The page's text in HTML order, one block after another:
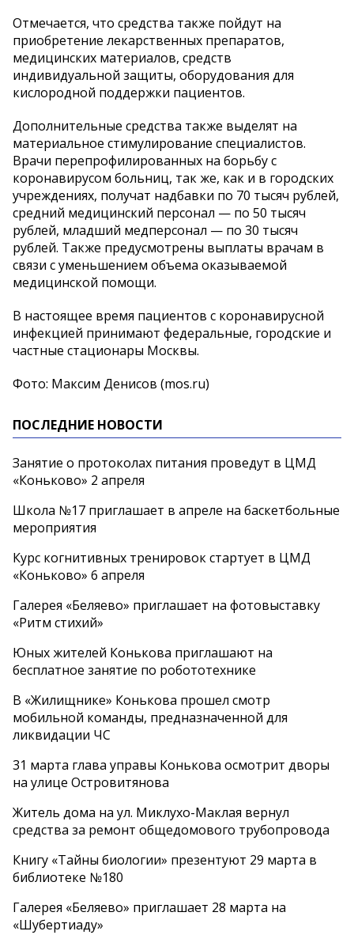
Отмечается, что средства также пойдут на
приобретение лекарственных препаратов,
медицинских материалов, средств
индивидуальной защиты, оборудования для
кислородной поддержки пациентов.
Дополнительные средства также выделят на
материальное стимулирование специалистов.
Врачи перепрофилированных на борьбу с
коронавирусом больниц, так же, как и в городских
учреждениях, получат надбавки по 70 тысяч рублей,
средний медицинский персонал — по 50 тысяч
рублей, младший медперсонал — по 30 тысяч
рублей. Также предусмотрены выплаты врачам в
связи с уменьшением объема оказываемой
медицинской помощи.
В настоящее время пациентов с коронавирусной
инфекцией принимают федеральные, городские и
частные стационары Москвы.
Фото: Максим Денисов (mos.ru)
ПОСЛЕДНИЕ НОВОСТИ
Занятие о протоколах питания проведут в ЦМД
«Коньково» 2 апреля
Школа №17 приглашает в апреле на баскетбольные
мероприятия
Курс когнитивных тренировок стартует в ЦМД
«Коньково» 6 апреля
Галерея «Беляево» приглашает на фотовыставку
«Ритм стихий»
Юных жителей Конькова приглашают на
бесплатное занятие по робототехнике
В «Жилищнике» Конькова прошел смотр
мобильной команды, предназначенной для
ликвидации ЧС
31 марта глава управы Конькова осмотрит дворы
на улице Островитянова
Житель дома на ул. Миклухо-Маклая вернул
средства за ремонт общедомового трубопровода
Книгу «Тайны биологии» презентуют 29 марта в
библиотеке №180
Галерея «Беляево» приглашает 28 марта на
«Шубертиаду»